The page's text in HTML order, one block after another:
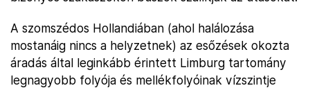
A szomszédos Hollandiában (ahol halálozása
mostanáig nincs a helyzetnek) az esőzések okozta
áradás által leginkább érintett Limburg tartomány
legnagyobb folyója és mellékfolyóinak vízszintje